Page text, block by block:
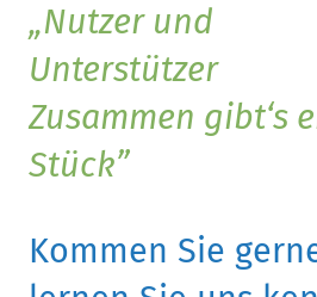
Nutzer und
Unterstützer
Zusammen gibt‘s
Stück
Kommen Sie